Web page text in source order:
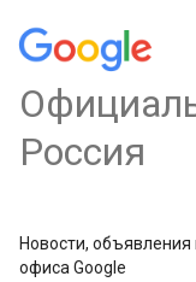
Россия
Новости, объявления
офиса Google